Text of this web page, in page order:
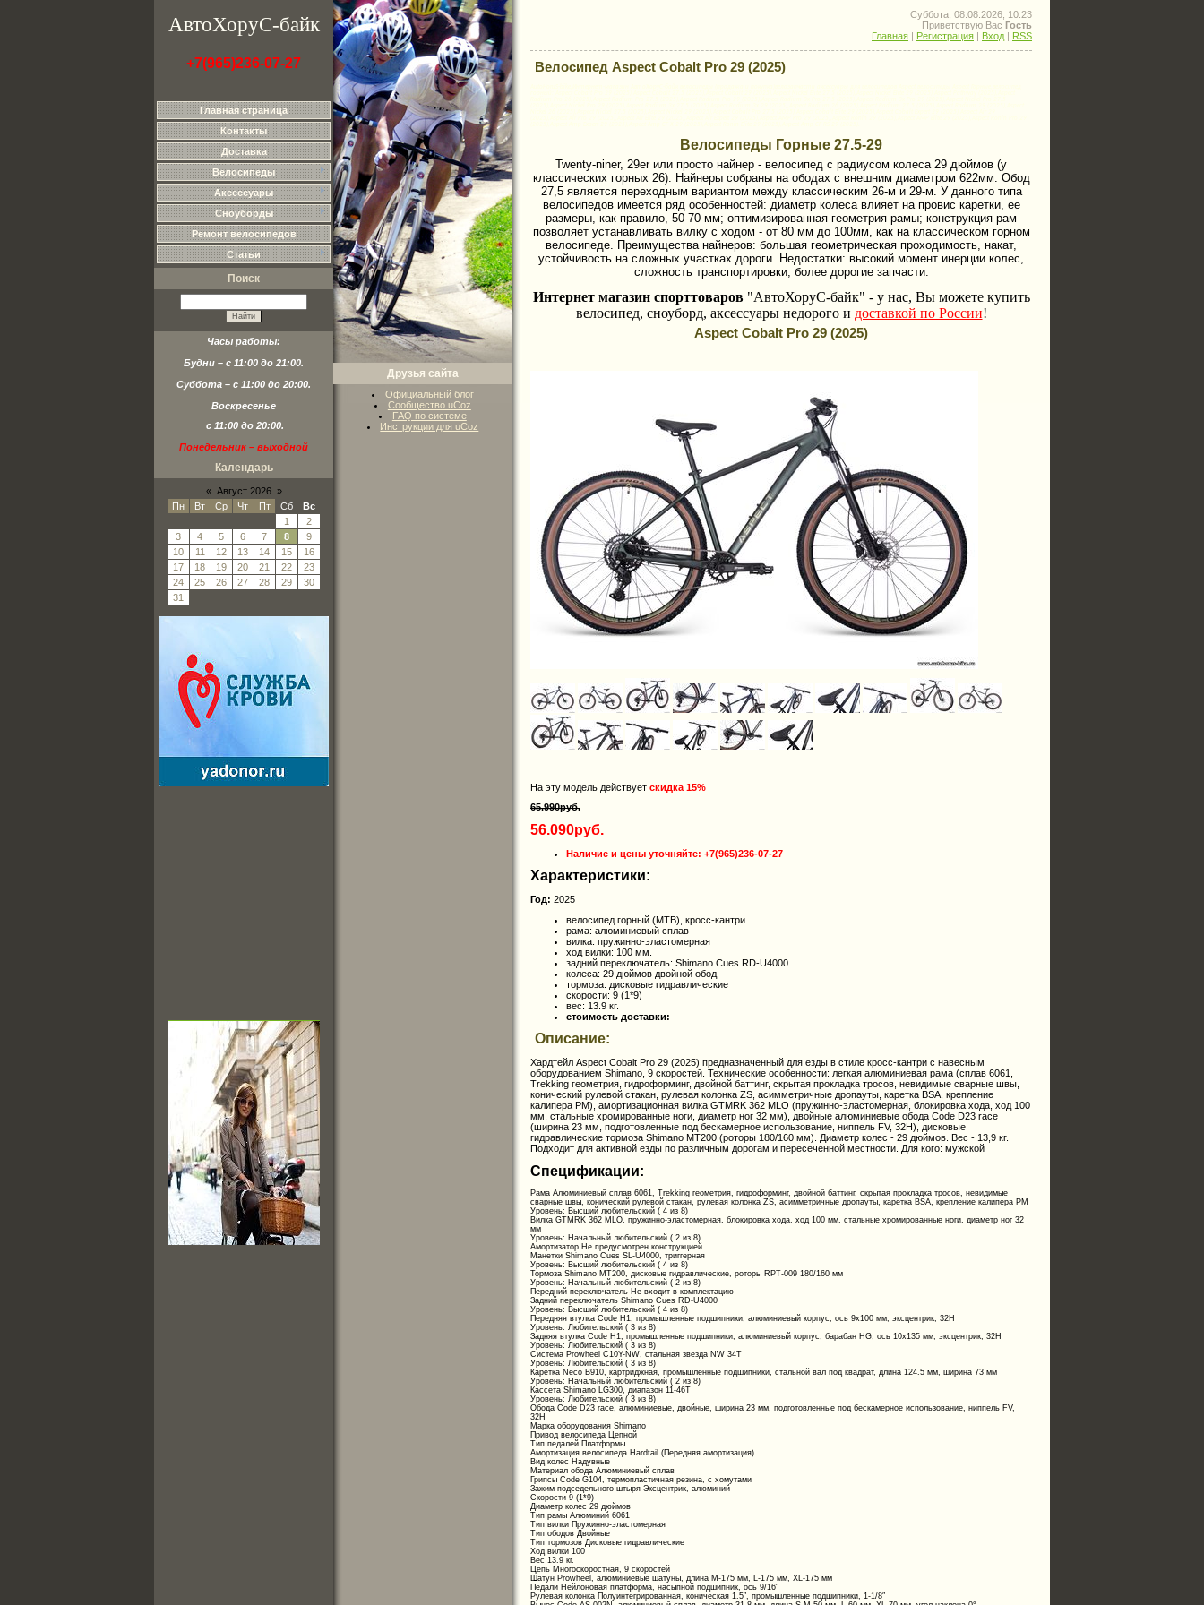
АвтоХоруС-байк
+7(965)236-07-27
Главная страница
Контакты
Доставка
Велосипеды
Аксессуары
Сноуборды
Ремонт велосипедов
Статьи
Поиск
Часы работы:
Будни – с 11:00 до 21:00.
Суббота – с 11:00 до 20:00.
Воскресенье
с 11:00 до 20:00.
Понедельник – выходной
Календарь
« Август 2026 »
Пн
Вт Ср Чт Пт Сб
Вс
1
2
3
4 5 6 7 8
9
10
11 12 13 14 15
16
17
18 19 20 21 22
23
24
25 26 27 28 29
30
31
Друзья сайта
Официальный блог
Сообщество uCoz
FAQ по системе
Инструкции для uCoz
Суббота, 08.08.2026, 10:23
Приветствую Вас Гость
Главная | Регистрация | Вход | RSS
Велосипед Aspect Cobalt Pro 29 (2025)
Велосипеды Горные 27.5-29
Twenty-niner, 29er или просто найнер - велосипед с радиусом колеса 29 дюймов (у
классических горных 26). Найнеры собраны на ободах с внешним диаметром 622мм. Обод
27,5 является переходным вариантом между классическим 26-м и 29-м. У данного типа
велосипедов имеется ряд особенностей: диаметр колеса влияет на провис каретки, ее
размеры, как правило, 50-70 мм; оптимизированная геометрия рамы; конструкция рам
позволяет устанавливать вилку с ходом - от 80 мм до 100мм, как на классическом горном
велосипеде. Преимущества найнеров: большая геометрическая проходимость, накат,
устойчивость на сложных участках дороги. Недостатки: высокий момент инерции колес,
сложность транспортировки, более дорогие запчасти.
Интернет магазин спорттоваров "АвтоХоруС-байк" - у нас, Вы можете купить
велосипед, сноуборд, аксессуары недорого и доставкой по России!
Aspect Cobalt Pro 29 (2025)
На эту модель действует скидка 15%
65.990руб.
56.090руб.
Наличие и цены уточняйте: +7(965)236-07-27
Характеристики:
Год: 2025
велосипед горный (MTB), кросс-кантри
рама: алюминиевый сплав
вилка: пружинно-эластомерная
ход вилки: 100 мм.
задний переключатель: Shimano Cues RD-U4000
колеса: 29 дюймов двойной обод
тормоза: дисковые гидравлические
скорости: 9 (1*9)
вес: 13.9 кг.
стоимость доставки:
Описание:
Хардтейл Aspect Cobalt Pro 29 (2025) предназначенный для езды в стиле кросс-кантри с навесным
оборудованием Shimano, 9 скоростей. Технические особенности: легкая алюминиевая рама (сплав 6061,
Trekking геометрия, гидроформинг, двойной баттинг, скрытая прокладка тросов, невидимые сварные швы,
конический рулевой стакан, рулевая колонка ZS, асимметричные дропауты, каретка BSA, крепление
калипера PM), амортизационная вилка GTMRK 362 MLO (пружинно-эластомерная, блокировка хода, ход 100
мм, стальные хромированные ноги, диаметр ног 32 мм), двойные алюминиевые обода Code D23 race
(ширина 23 мм, подготовленные под бескамерное использование, ниппель FV, 32Н), дисковые
гидравлические тормоза Shimano MT200 (роторы 180/160 мм). Диаметр колес - 29 дюймов. Вес - 13,9 кг.
Подходит для активной езды по различным дорогам и пересеченной местности. Для кого: мужской
Спецификации:
Рама Алюминиевый сплав 6061, Trekking геометрия, гидроформинг, двойной баттинг, скрытая прокладка тросов, невидимые
сварные швы, конический рулевой стакан, рулевая колонка ZS, асимметричные дропауты, каретка BSA, крепление калипера PM
Уровень: Высший любительский ( 4 из 8)
Вилка GTMRK 362 MLO, пружинно-эластомерная, блокировка хода, ход 100 мм, стальные хромированные ноги, диаметр ног 32
мм
Уровень: Начальный любительский ( 2 из 8)
Амортизатор Не предусмотрен конструкцией
Манетки Shimano Cues SL-U4000, триггерная
Уровень: Высший любительский ( 4 из 8)
Тормоза Shimano MT200, дисковые гидравлические, роторы RPT-009 180/160 мм
Уровень: Начальный любительский ( 2 из 8)
Передний переключатель Не входит в комплектацию
Задний переключатель Shimano Cues RD-U4000
Уровень: Высший любительский ( 4 из 8)
Передняя втулка Code H1, промышленные подшипники, алюминиевый корпус, ось 9х100 мм, эксцентрик, 32H
Уровень: Любительский ( 3 из 8)
Задняя втулка Code H1, промышленные подшипники, алюминиевый корпус, барабан HG, ось 10х135 мм, эксцентрик, 32H
Уровень: Любительский ( 3 из 8)
Система Prowheel C10Y-NW, стальная звезда NW 34Т
Уровень: Любительский ( 3 из 8)
Каретка Neco B910, картриджная, промышленные подшипники, стальной вал под квадрат, длина 124.5 мм, ширина 73 мм
Уровень: Начальный любительский ( 2 из 8)
Кассета Shimano LG300, диапазон 11-46Т
Уровень: Любительский ( 3 из 8)
Обода Code D23 race, алюминиевые, двойные, ширина 23 мм, подготовленные под бескамерное использование, ниппель FV,
32Н
Марка оборудования Shimano
Привод велосипеда Цепной
Тип педалей Платформы
Амортизация велосипеда Hardtail (Передняя амортизация)
Вид колес Надувные
Материал обода Алюминиевый сплав
Грипсы Code G104, термопластичная резина, с хомутами
Зажим подседельного штыря Эксцентрик, алюминий
Скорости 9 (1*9)
Диаметр колес 29 дюймов
Тип рамы Алюминий 6061
Тип вилки Пружинно-эластомерная
Тип ободов Двойные
Тип тормозов Дисковые гидравлические
Ход вилки 100
Вес 13.9 кг.
Цепь Многоскоростная, 9 скоростей
Шатун Prowheel, алюминиевые шатуны, длина М-175 мм, L-175 мм, XL-175 мм
Педали Нейлоновая платформа, насыпной подшипник, ось 9/16″
Рулевая колонка Полуинтегрированная, коническая 1.5″, промышленные подшипники, 1-1/8″